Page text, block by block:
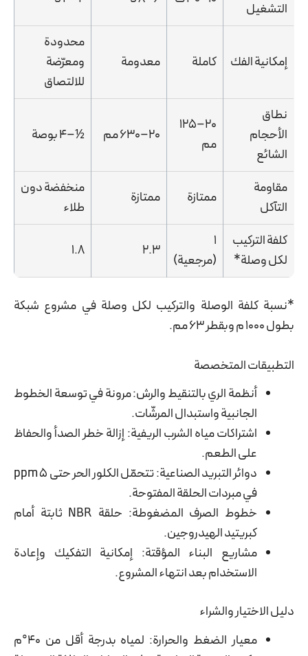
التشغيل
إمكانية الفك كاملة معدومة
محدودة
ومعرّضة
للالتصاق
نطاق
الأحجام
الشائع
20–125
مم
½–4 بوصة
مقاومة
التآكل
ممتازة ممتازة
منخفضة دون
طلاء
كلفة التركيب
لكل وصلة*
(مرجعية)
2.3
*نسبة كلفة الوصلة والتركيب لكل وصلة في مشروع شبكة
بطول 1000 م وبقطر 63 مم.
التطبيقات المتخصصة
أنظمة الري بالتنقيط والرش: مرونة في توسعة الخطوط
الجانبية واستبدال المرشّات.
اشتراكات مياه الشرب الريفية: إزالة خطر الصدأ والحفاظ
على الطعم.
دوائر التبريد الصناعية: تتحمّل الكلور الحر حتى 5 ppm
في مبردات الحلقة المفتوحة.
خطوط الصرف المضغوطة: حلقة NBR ثابتة أمام
كبريتيد الهيدروجين.
مشاريع البناء المؤقتة: إمكانية التفكيك وإعادة
الاستخدام بعد انتهاء المشروع.
دليل الاختيار والشراء
معيار الضغط والحرارة: لمياه بدرجة أقل من 40°م